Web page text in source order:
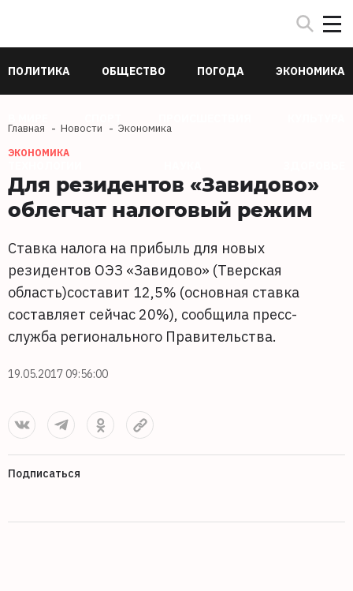
ПОЛИТИКА ОБЩЕСТВО ПОГОДА ЭКОНОМИКА
Главная Новости Экономика
ЭКОНОМИКА
Для резидентов «Завидово»
облегчат налоговый режим
Ставка налога на прибыль для новых
резидентов ОЭЗ «Завидово» (Тверская
область)составит 12,5% (основная ставка
составляет сейчас 20%), сообщила пресс-
служба регионального Правительства.
19.05.2017 09:56:00
Подписаться